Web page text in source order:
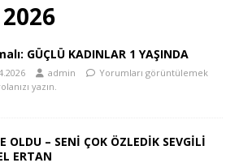
GÜÇLÜ KADINLAR 1 YAŞINDA
admin
Yorumları görüntülemek
yazın.
OLDU – SENİ ÇOK ÖZLEDİK SEVGİLİ
ERTAN